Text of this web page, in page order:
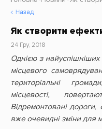
Назад
Як створити
24 Гру, 2018
Однією з
місцевого
територіальні
місцевості,
Відремонтовані
вже очевидні зміни для